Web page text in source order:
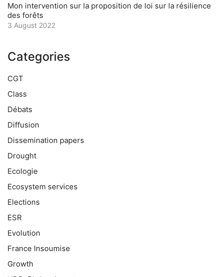
Mon intervention sur la proposition de loi sur la résilience
des forêts
3 August 2022
Categories
CGT
Class
Débats
Diffusion
Dissemination papers
Drought
Ecologie
Ecosystem services
Elections
ESR
Evolution
France Insoumise
Growth